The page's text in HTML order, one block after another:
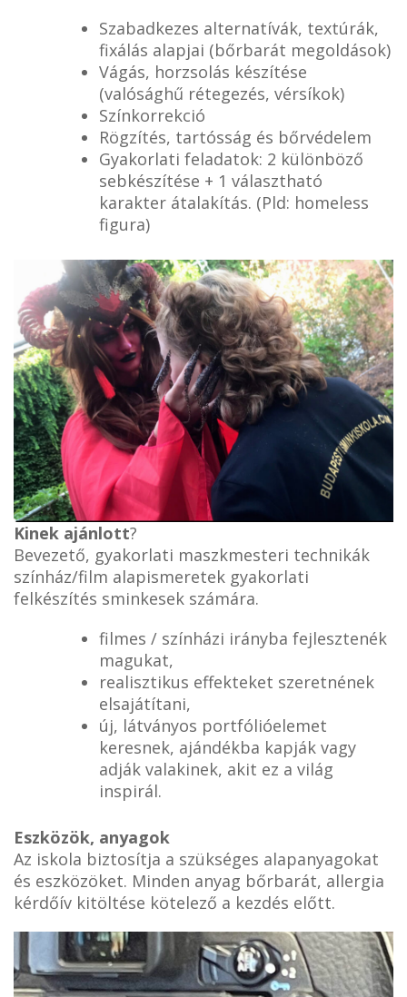
Szabadkezes alternatívák, textúrák,
fixálás alapjai (bőrbarát megoldások)
Vágás, horzsolás készítése
(valósághű rétegezés, vérsíkok)
Színkorrekció
Rögzítés, tartósság és bőrvédelem
Gyakorlati feladatok: 2 különböző
sebkészítése + 1 választható
karakter átalakítás. (Pld: homeless
figura)
Kinek ajánlott?
Bevezető, gyakorlati maszkmesteri technikák
színház/film alapismeretek gyakorlati
felkészítés sminkesek számára.
filmes / színházi irányba fejlesztenék
magukat,
realisztikus effekteket szeretnének
elsajátítani,
új, látványos portfólióelemet
keresnek, ajándékba kapják vagy
adják valakinek, akit ez a világ
inspirál.
Eszközök, anyagok
Az iskola biztosítja a szükséges alapanyagokat
és eszközöket. Minden anyag bőrbarát, allergia
kérdőív kitöltése kötelező a kezdés előtt.